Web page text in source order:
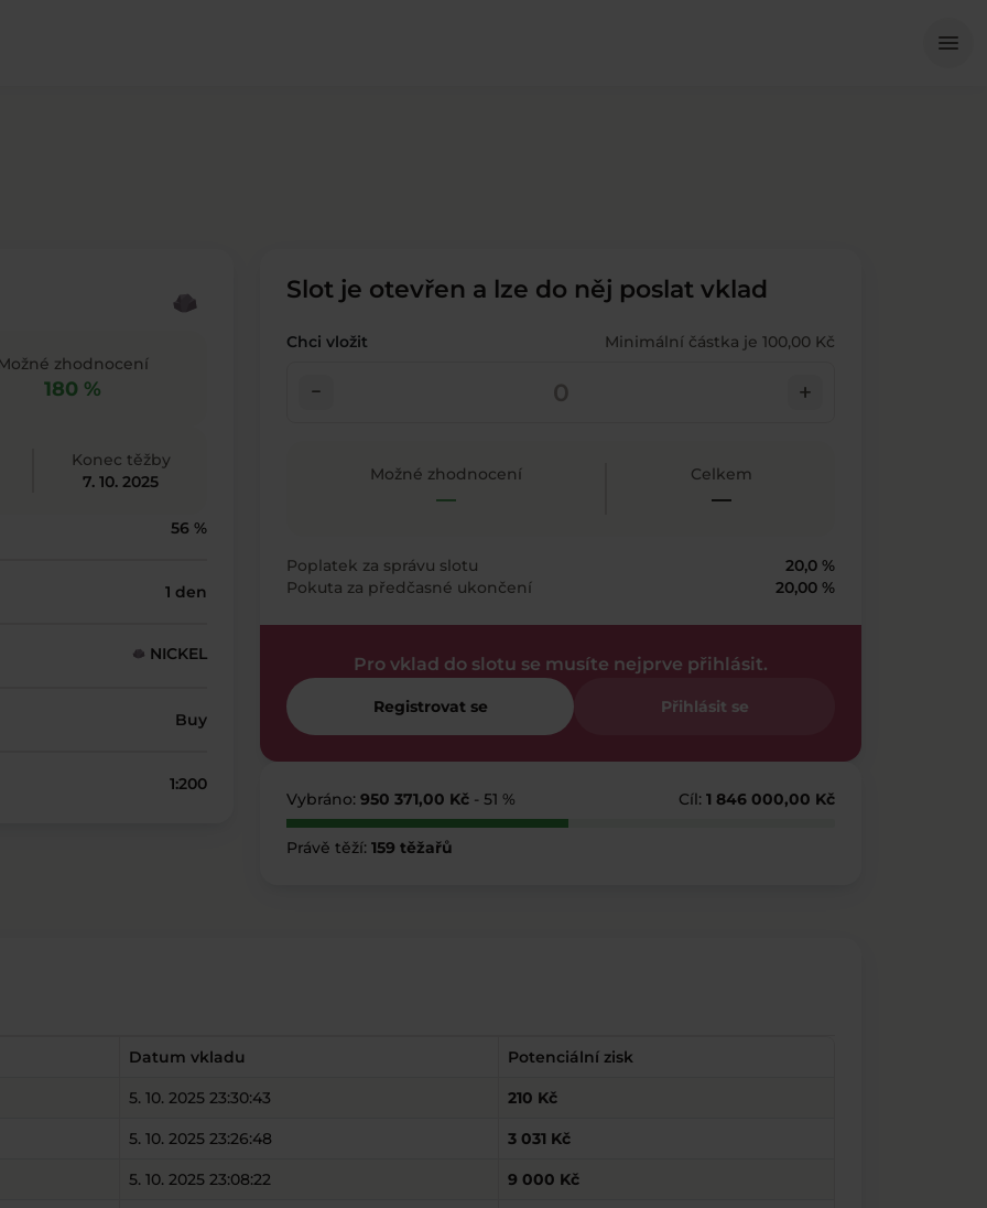
menu
Možné zhodnocení
180 %
Konec těžby
7. 10. 2025
56 %
1 den
NICKEL
Buy
1:200
Slot je otevřen a lze do něj poslat vklad
Chci vložit Minimální částka je 100,00 Kč
check_indeterminate_small add
Možné zhodnocení
—
Celkem
—
Poplatek za správu slotu
20,0 %
Pokuta za předčasné ukončení
20,00 %
Pro vklad do slotu se musíte nejprve přihlásit.
Registrovat se Přihlásit se
Vybráno: 950 371,00 Kč - 51 % Cíl: 1 846 000,00 Kč
Právě těží: 159 těžařů
Datum vkladu Potenciální zisk
5. 10. 2025 23:30:43 210 Kč
5. 10. 2025 23:26:48 3 031 Kč
5. 10. 2025 23:08:22 9 000 Kč